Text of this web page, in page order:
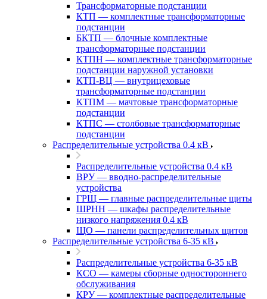
Трансформаторные подстанции
КТП — комплектные трансформаторные
подстанции
БКТП — блочные комплектные
трансформаторные подстанции
КТПН — комплектные трансформаторные
подстанции наружной установки
КТП-ВЦ — внутрицеховые
трансформаторные подстанции
КТПМ — мачтовые трансформаторные
подстанции
КТПС — столбовые трансформаторные
подстанции
Распределительные устройства 0.4 кВ
Распределительные устройства 0.4 кВ
ВРУ — вводно-распределительные
устройства
ГРЩ — главные распределительные щиты
ШРНН — шкафы распределительные
низкого напряжения 0.4 кВ
ЩО — панели распределительных щитов
Распределительные устройства 6-35 кВ
Распределительные устройства 6-35 кВ
КСО — камеры сборные одностороннего
обслуживания
КРУ — комплектные распределительные